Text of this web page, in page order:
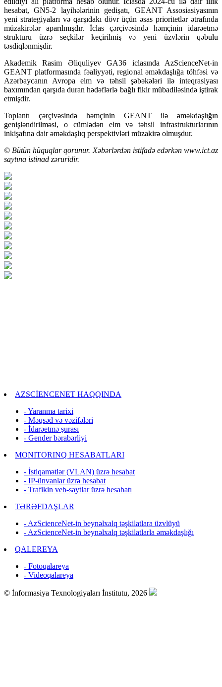
hesabat, GN5-2 layihələrinin gedişatı, GEANT Assosiasiyasının
yeni strategiyaları və qarşıdakı dövr üçün əsas prioritetlər ətrafında
müzakirələr aparılmışdır. İclas çərçivəsində həmçinin idarəetmə
strukturu üzrə seçkilər keçirilmiş və yeni üzvlərin qəbulu
təsdiqlənmişdir.
Akademik Rasim Əliquliyev GA36 iclasında AzScienceNet-in
GEANT platformasında fəaliyyəti, regional əməkdaşlığa töhfəsi və
Azərbaycanın Avropa elm və təhsil şəbəkələri ilə inteqrasiyası
baxımından qarşıda duran hədəflərlə bağlı fikir mübadiləsində iştirak
etmişdir.
Toplantı çərçivəsində həmçinin GEANT ilə əməkdaşlığın
genişləndirilməsi, o cümlədən elm və təhsil infrastrukturlarının
inkişafına dair əməkdaşlıq perspektivləri müzakirə olmuşdur.
© Bütün hüquqlar qorunur. Xəbərlərdən istifadə edərkən www.iсt.az
saytına istinad zəruridir.
AZSCİENCENET HAQQINDA
- Yaranma tarixi
- Məqsəd və vəzifələri
- İdarəetmə şurası
- Gender bərabərliyi
MONITORINQ HESABATLARI
- İstiqamətlər (VLAN) üzrə hesabat
- IP-ünvanlar üzrə hesabat
- Trafikin veb-saytlar üzrə hesabatı
TƏRƏFDAŞLAR
- AzScienceNet-in beynəlxalq təşkilatlara üzvlüyü
- AzScienceNet-in beynəlxalq təşkilatlarla əməkdaşlığı
QALEREYA
- Fotoqalareya
- Videoqalareya
© İnformasiya Texnologiyaları İnstitutu, 2026